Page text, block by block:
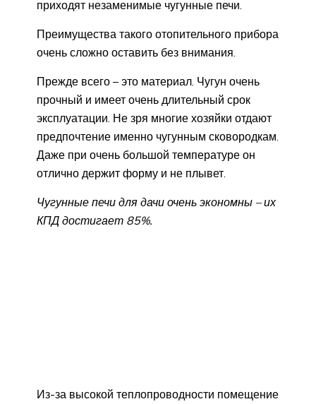
приходят незаменимые чугунные печи.
Преимущества такого отопительного прибора
очень сложно оставить без внимания.
Прежде всего – это материал. Чугун очень
прочный и имеет очень длительный срок
эксплуатации. Не зря многие хозяйки отдают
предпочтение именно чугунным сковородкам.
Даже при очень большой температуре он
отлично держит форму и не плывет.
Чугунные печи для дачи очень экономны – их
КПД достигает 85%.
Из-за высокой теплопроводности помещение